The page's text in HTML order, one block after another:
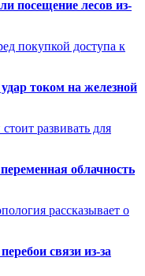
посещение лесов из-
покупкой доступа к
током на железной
развивать для
облачность
рассказывает о
связи из-за